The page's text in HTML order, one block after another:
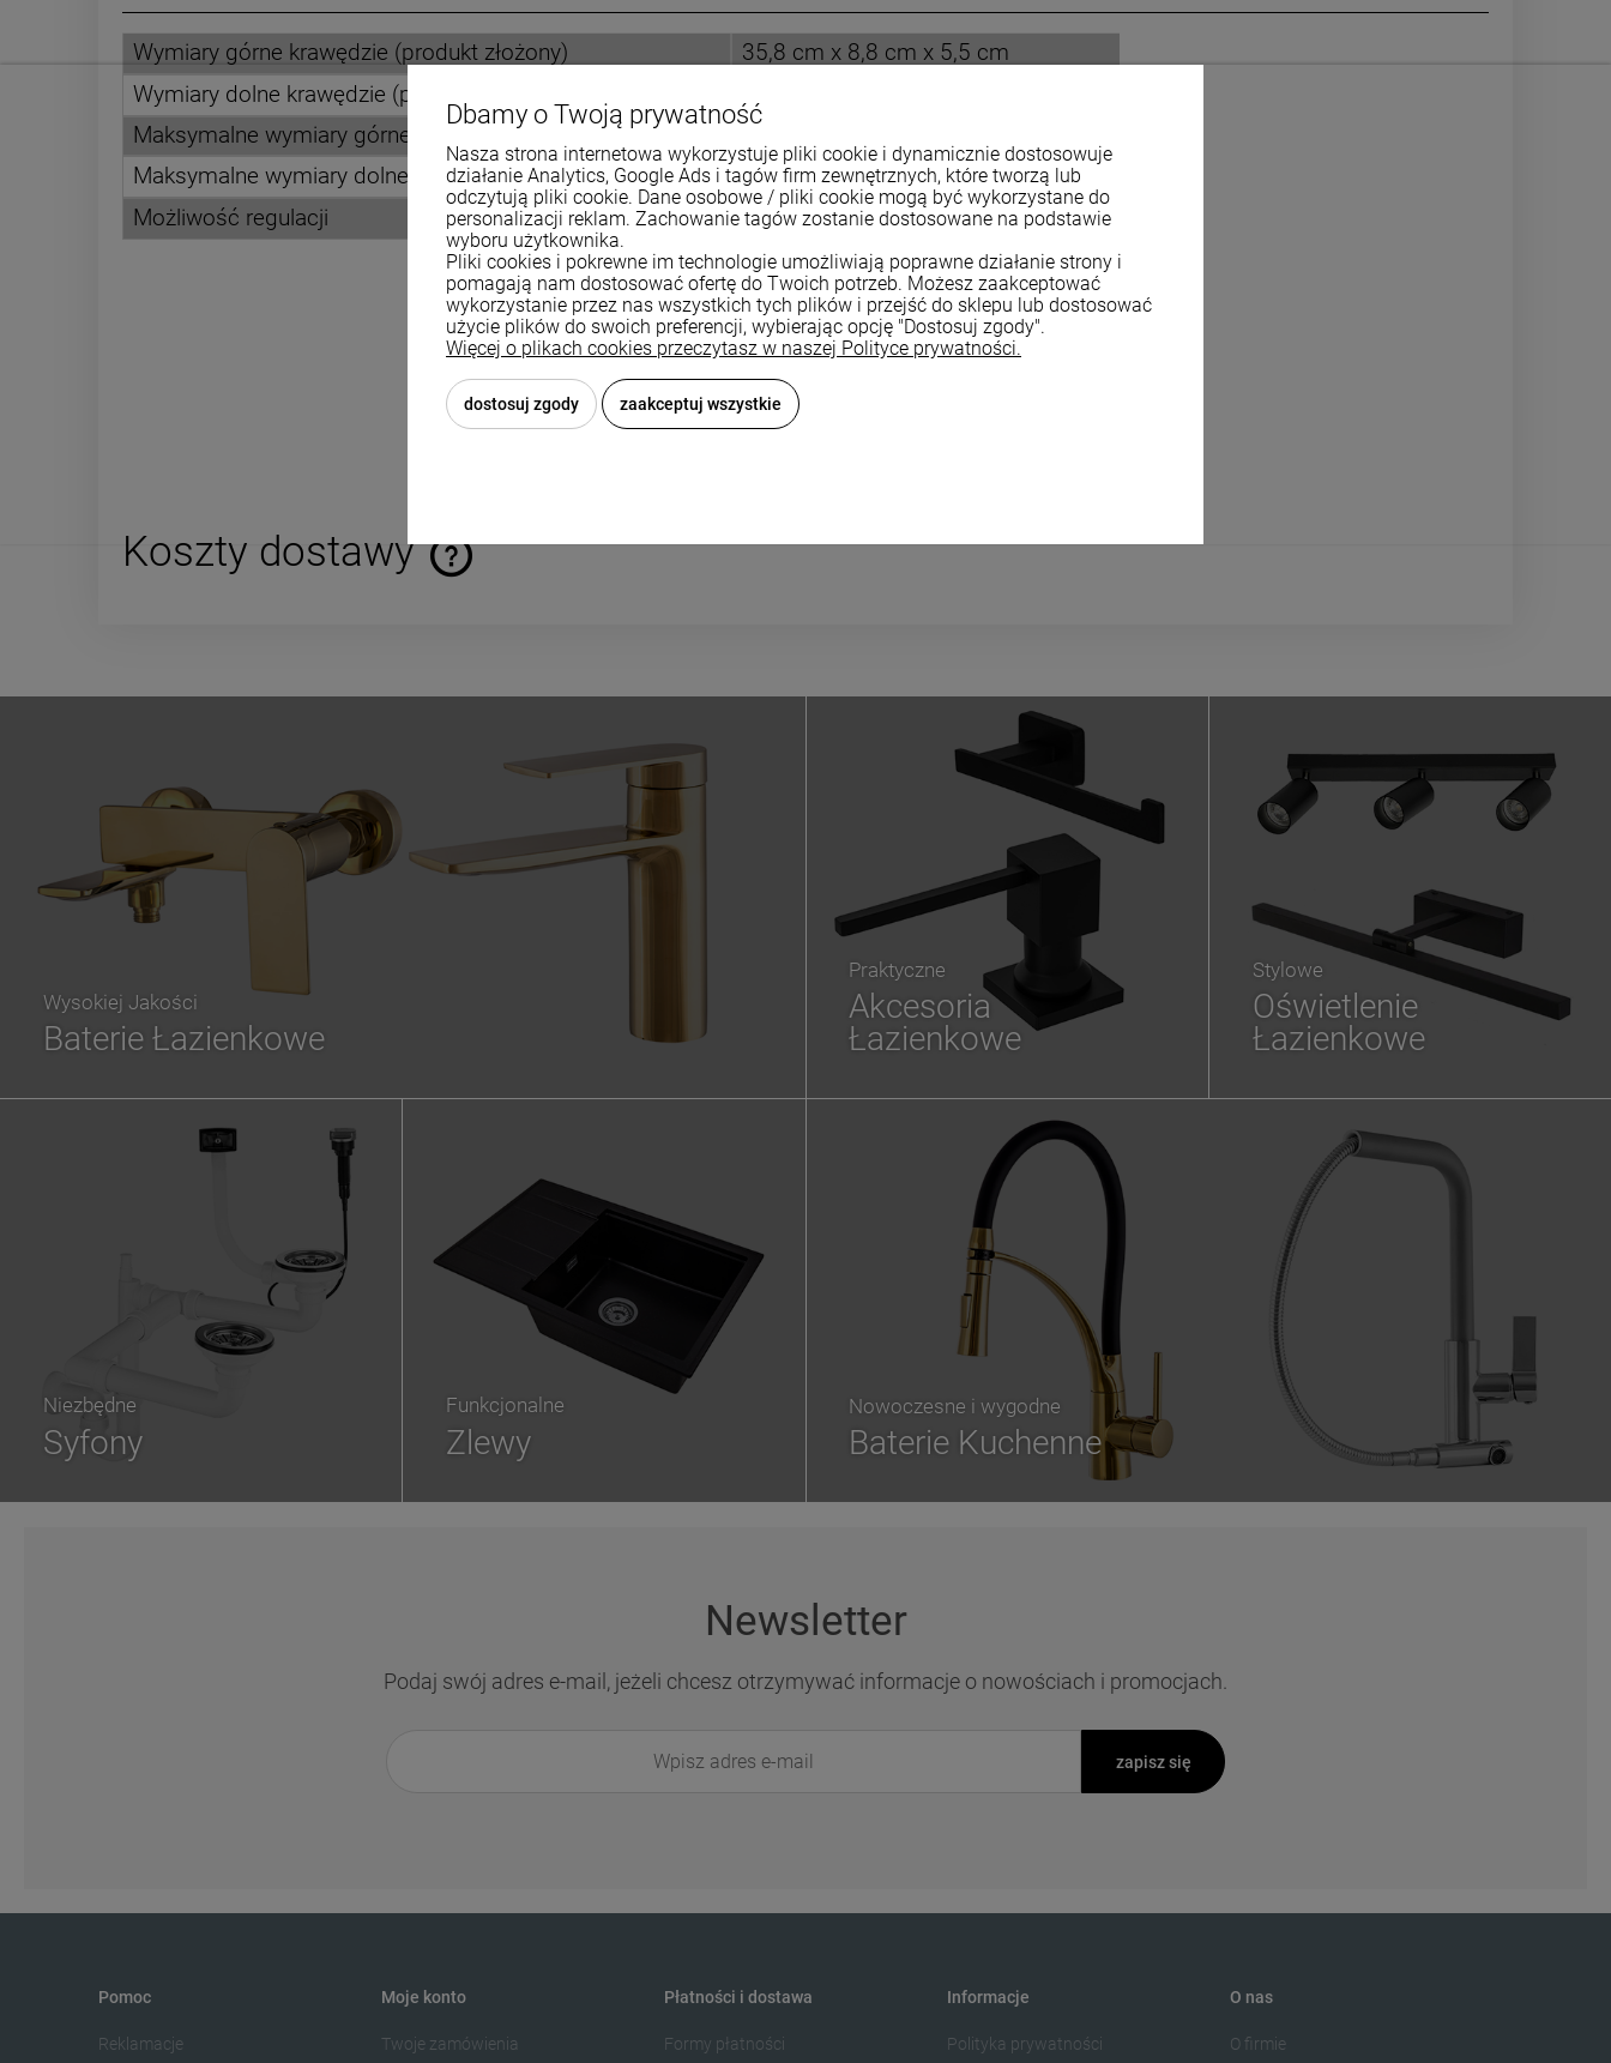
Wymiary górne krawędzie (produkt złożony)
35,8 cm x 8,8 cm x 5,5 cm
Wymiary dolne krawędzie (produkt złożony)
Maksymalne wymiary górne krawędzie (po rozłożeniu)
Maksymalne wymiary dolne krawędzie (po rozłożeniu)
43 cm x 8,8 cm x 5,5 cm
Możliwość regulacji
35,8 cm – 49,6 cm
Koszty dostawy
Wysokiej Jakości
Baterie Łazienkowe
Praktyczne
Akcesoria
Łazienkowe
Stylowe
Oświetlenie
Łazienkowe
Nowoczesne i wygodne
Baterie Kuchenne
Niezbędne
Syfony
Funkcjonalne
Zlewy
Newsletter
Podaj swój adres e-mail, jeżeli chcesz otrzymywać informacje o nowościach i promocjach.
zapisz się
Pomoc
Reklamacje
Moje konto
Twoje zamówienia
Płatności i dostawa
Formy płatności
Informacje
Polityka prywatności
O nas
O firmie
Dbamy o Twoją prywatność
Nasza strona internetowa wykorzystuje pliki cookie i dynamicznie dostosowuje
działanie Analytics, Google Ads i tagów firm zewnętrznych, które tworzą lub
odczytują pliki cookie. Dane osobowe / pliki cookie mogą być wykorzystane do
personalizacji reklam. Zachowanie tagów zostanie dostosowane na podstawie
wyboru użytkownika.
Pliki cookies i pokrewne im technologie umożliwiają poprawne działanie strony i
pomagają nam dostosować ofertę do Twoich potrzeb. Możesz zaakceptować
wykorzystanie przez nas wszystkich tych plików i przejść do sklepu lub dostosować
użycie plików do swoich preferencji, wybierając opcję "Dostosuj zgody".
Więcej o plikach cookies przeczytasz w naszej Polityce prywatności.
dostosuj zgody zaakceptuj wszystkie